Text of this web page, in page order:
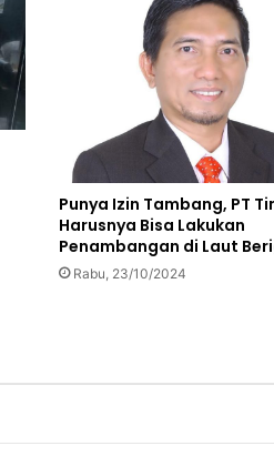
Punya Izin Tambang, PT
Harusnya Bisa Lakukan
Penambangan di Laut
Rabu, 23/10/2024